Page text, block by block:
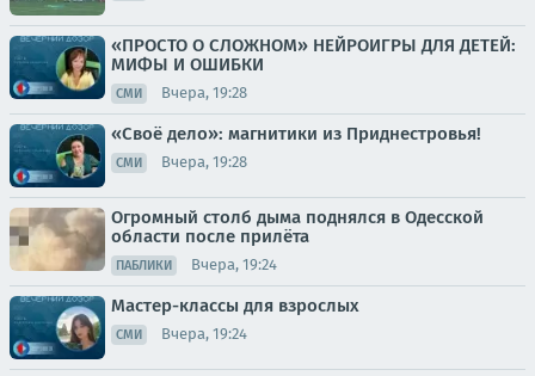
«ПРОСТО О СЛОЖНОМ» НЕЙРОИГРЫ ДЛЯ ДЕТЕЙ:
МИФЫ И ОШИБКИ
СМИ Вчера, 19:28
«Своё дело»: магнитики из Приднестровья!
СМИ Вчера, 19:28
Огромный столб дыма поднялся в Одесской
области после прилёта
ПАБЛИКИ Вчера, 19:24
Мастер-классы для взрослых
СМИ Вчера, 19:24